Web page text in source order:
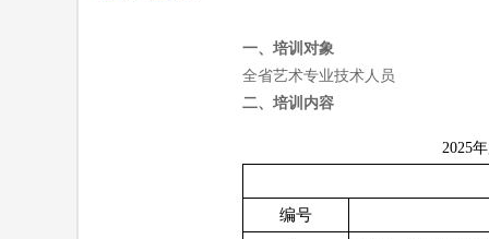
一、培训对象
全省艺术专业技术人员
二、培训内容
2025
编号